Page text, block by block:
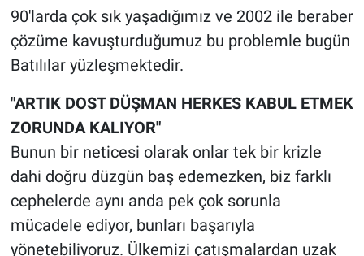
90'larda çok sık yaşadığımız ve 2002 ile beraber
çözüme kavuşturduğumuz bu problemle bugün
Batılılar yüzleşmektedir.
"ARTIK DOST DÜŞMAN HERKES KABUL ETMEK
ZORUNDA KALIYOR"
Bunun bir neticesi olarak onlar tek bir krizle
dahi doğru düzgün baş edemezken, biz farklı
cephelerde aynı anda pek çok sorunla
mücadele ediyor, bunları başarıyla
yönetebiliyoruz. Ülkemizi çatışmalardan uzak